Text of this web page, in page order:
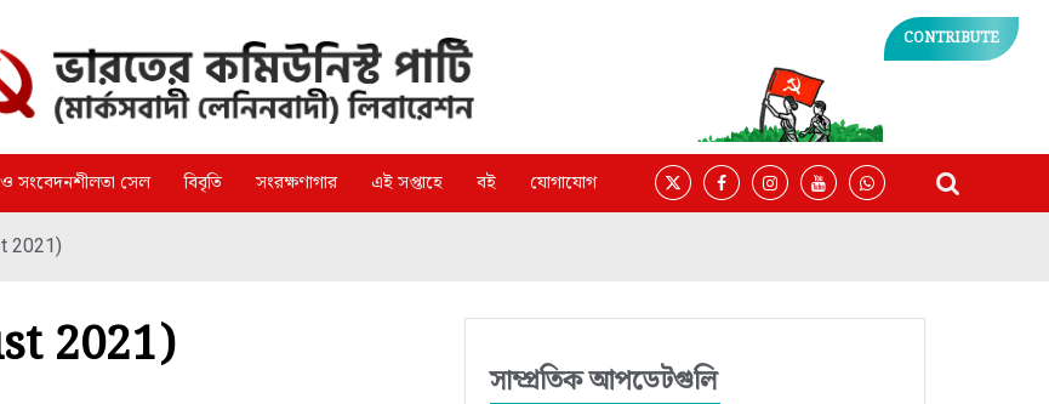
CONTRIBUTE
ও সংবেদনশীলতা সেল বিবৃতি সংরক্ষণাগার এই সপ্তাহে বই যোগাযোগ
2021)
2021) সাম্প্রতিক আপডেটগুলি